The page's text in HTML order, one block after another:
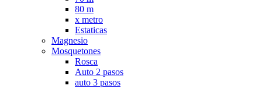
80 m
x metro
Estaticas
Magnesio
Mosquetones
Rosca
Auto 2 pasos
auto 3 pasos